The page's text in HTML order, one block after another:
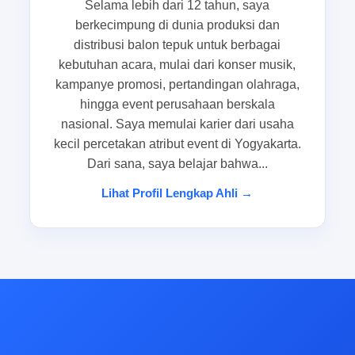
Bagaimana warna memengaruhi kesan
visual di konser, pertandingan
olahraga, festival komunitas, dan
pembukaan toko
Pada konser, warna cerah seperti merah, kuning,
atau biru elektrik mampu menangkap cahaya
panggung dan membuat gerakan massa terlihat
mudah terlihat dari kejauhan. Sementara itu,
Selama lebih dari 12 tahun, saya
berkecimpung di dunia produksi dan
distribusi balon tepuk untuk berbagai
kebutuhan acara, mulai dari konser musik,
kampanye promosi, pertandingan olahraga,
hingga event perusahaan berskala
nasional. Saya memulai karier dari usaha
kecil percetakan atribut event di Yogyakarta.
Dari sana, saya belajar bahwa...
Lihat Profil Lengkap Ahli →